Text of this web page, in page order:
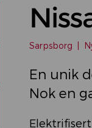
Sarpsborg
En unik
Nok en